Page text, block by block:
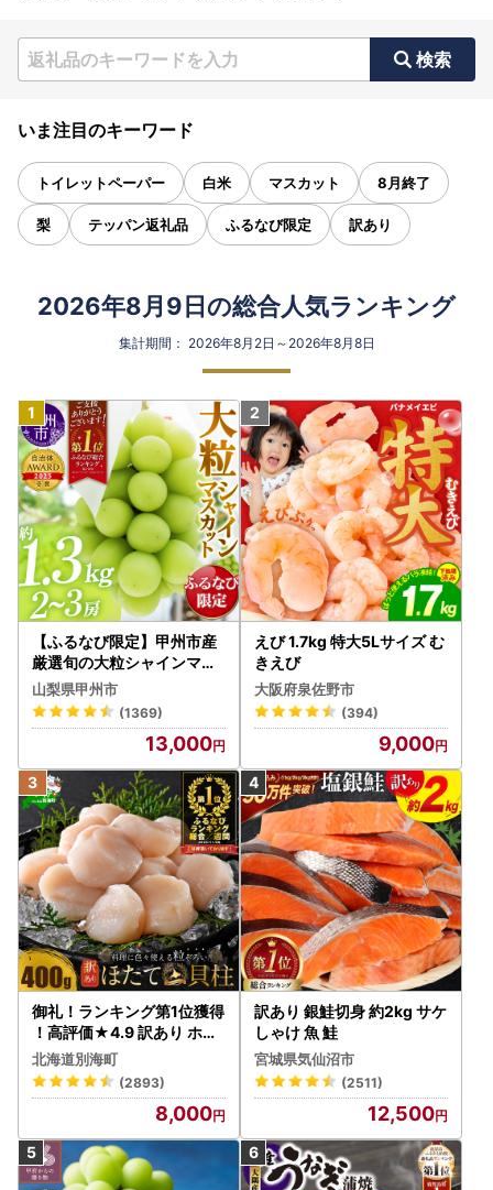
検索
いま注目のキーワード
トイレットペーパー 白米 マスカット 8月終了
梨 テッパン返礼品 ふるなび限定 訳あり
2026年8月9日の総合人気ランキング
集計期間： 2026年8月2日～2026年8月8日
【ふるなび限定】甲州市産
厳選旬の大粒シャインマス
カット 約1.3kg 2～3房【2
026年発送】（MG）B12-
472 FN-Limited-VO シャ
インマスカット フルーツ
山梨県甲州市
(1369)
13,000
えび 1.7kg 特大5Lサイズ む
きえび
大阪府泉佐野市
(394)
9,000
御礼！ランキング第1位獲得
！高評価★4.9 訳あり ホタ
テ 400g（ほたて 帆立 貝柱
冷凍 ）
北海道別海町
(2893)
8,000
訳あり 銀鮭切身 約2kg サケ
しゃけ 魚 鮭
宮城県気仙沼市
(2511)
12,500